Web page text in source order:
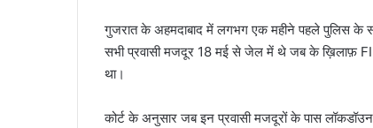
गुजरात के अहमदाबाद में लगभग एक महीने पहले पुलिस के
सभी प्रवासी मजदूर 18 मई से जेल में थे जब के ख़िलाफ़ FIR
था।
कोर्ट के अनुसार जब इन प्रवासी मजदूरों के पास